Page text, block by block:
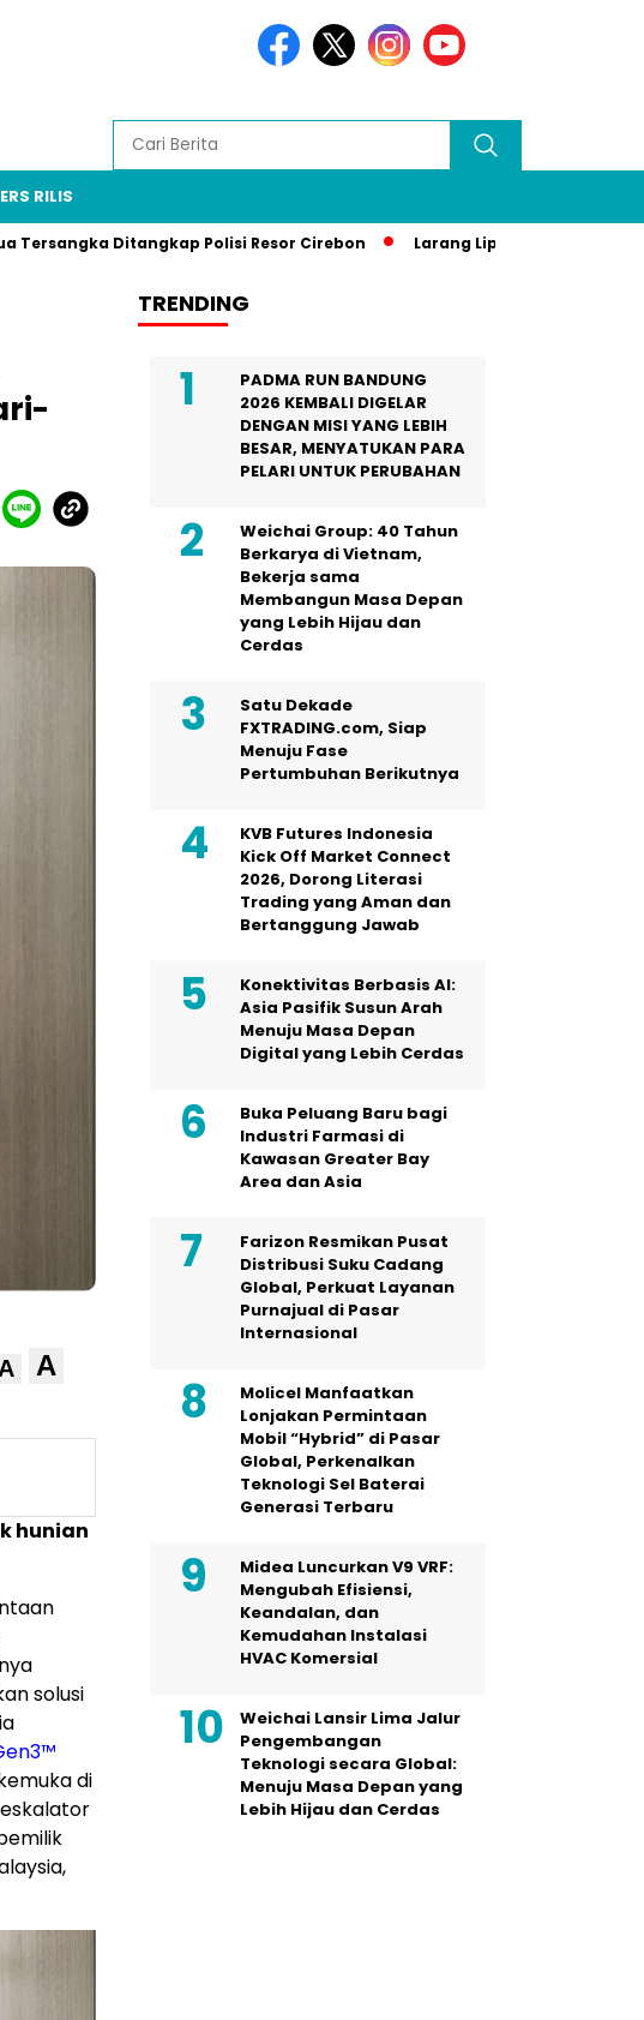
RILIS
Ditangkap Polisi Resor Cirebon Larang Liputan Media Lokal di
A
hunian
solusi
di
TRENDING
PADMA RUN BANDUNG
2026 KEMBALI DIGELAR
DENGAN MISI YANG LEBIH
BESAR, MENYATUKAN PARA
PELARI UNTUK PERUBAHAN
Weichai Group: 40 Tahun
Berkarya di Vietnam,
Bekerja sama
Membangun Masa Depan
yang Lebih Hijau dan
Cerdas
Satu Dekade
FXTRADING.com, Siap
Menuju Fase
Pertumbuhan Berikutnya
KVB Futures Indonesia
Kick Off Market Connect
2026, Dorong Literasi
Trading yang Aman dan
Bertanggung Jawab
Konektivitas Berbasis AI:
Asia Pasifik Susun Arah
Menuju Masa Depan
Digital yang Lebih Cerdas
Buka Peluang Baru bagi
Industri Farmasi di
Kawasan Greater Bay
Area dan Asia
Farizon Resmikan Pusat
Distribusi Suku Cadang
Global, Perkuat Layanan
Purnajual di Pasar
Internasional
Molicel Manfaatkan
Lonjakan Permintaan
Mobil “Hybrid” di Pasar
Global, Perkenalkan
Teknologi Sel Baterai
Generasi Terbaru
Midea Luncurkan V9 VRF:
Mengubah Efisiensi,
Keandalan, dan
Kemudahan Instalasi
HVAC Komersial
Weichai Lansir Lima Jalur
Pengembangan
Teknologi secara Global:
Menuju Masa Depan yang
Lebih Hijau dan Cerdas